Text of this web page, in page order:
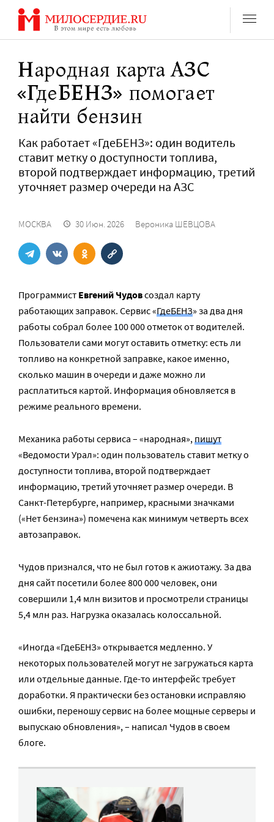
Перейти
содержанию
Народная карта АЗС
«ГдеБЕНЗ» помогает
найти бензин
Как работает «ГдеБЕНЗ»: один водитель
ставит метку о доступности топлива,
второй подтверждает информацию, третий
уточняет размер очереди на АЗС
МОСКВА 30 Июн. 2026 Вероника ШЕВЦОВА
Программист Евгений Чудовсоздал карту
работающих заправок. Сервис «ГдеБЕНЗ» за два дня
работы собрал более 100 000 отметок от водителей.
Пользователи сами могут оставить отметку: есть ли
топливо на конкретной заправке, какое именно,
сколько машин в очереди и даже можно ли
расплатиться картой. Информация обновляется в
режиме реального времени.
Механика работы сервиса – «народная»,пишут
«Ведомости Урал»: один пользователь ставит метку о
доступности топлива, второй подтверждает
информацию, третий уточняет размер очереди. В
Санкт-Петербурге, например, красными значками
(«Нет бензина») помечена как минимум четверть всех
автозаправок.
Чудов признался, что не был готов к ажиотажу. За два
дня сайт посетили более 800 000 человек, они
совершили 1,4 млн визитов и просмотрели страницы
5,4 млн раз. Нагрузка оказалась колоссальной.
«Иногда «ГдеБЕНЗ» открывается медленно. У
некоторых пользователей могут не загружаться карта
или отдельные данные. Где-то интерфейс требует
доработки. Я практически без остановки исправляю
ошибки, переношу сервис на более мощные серверы и
выпускаю обновления», – написал Чудов в своем
блоге.